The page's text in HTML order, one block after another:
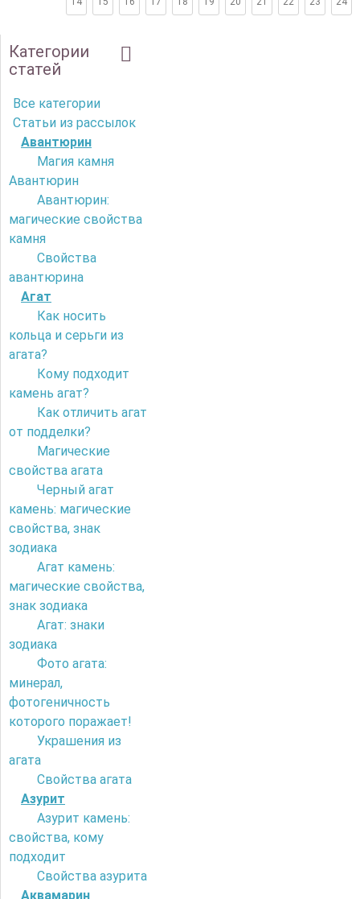
Категории
статей
Все категории
Статьи из рассылок
Авантюрин
Магия камня
Авантюрин
Авантюрин:
магические свойства
камня
Свойства
авантюрина
Агат
Как носить
кольца и серьги из
агата?
Кому подходит
камень агат?
Как отличить агат
от подделки?
Магические
свойства агата
Черный агат
камень: магические
свойства, знак
зодиака
Агат камень:
магические свойства,
знак зодиака
Агат: знаки
зодиака
Фото агата:
минерал,
фотогеничность
которого поражает!
Украшения из
агата
Свойства агата
Азурит
Азурит камень:
свойства, кому
подходит
Свойства азурита
Аквамарин